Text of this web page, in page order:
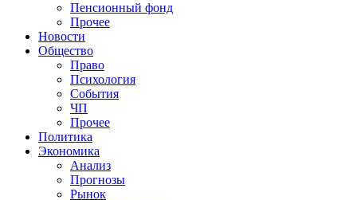
Пенсионный фонд
Прочее
Новости
Общество
Право
Психология
События
ЧП
Прочее
Политика
Экономика
Анализ
Прогнозы
Рынок